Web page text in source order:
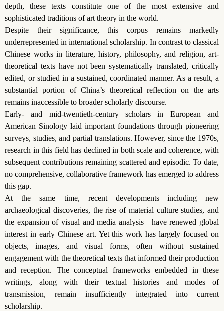
depth, these texts constitute one of the most extensive and
sophisticated traditions of art theory in the world.
Despite their significance, this corpus remains markedly
underrepresented in international scholarship. In contrast to classical
Chinese works in literature, history, philosophy, and religion, art-
theoretical texts have not been systematically translated, critically
edited, or studied in a sustained, coordinated manner. As a result, a
substantial portion of China’s theoretical reflection on the arts
remains inaccessible to broader scholarly discourse.
Early- and mid-twentieth-century scholars in European and
American Sinology laid important foundations through pioneering
surveys, studies, and partial translations. However, since the 1970s,
research in this field has declined in both scale and coherence, with
subsequent contributions remaining scattered and episodic. To date,
no comprehensive, collaborative framework has emerged to address
this gap.
At the same time, recent developments—including new
archaeological discoveries, the rise of material culture studies, and
the expansion of visual and media analysis—have renewed global
interest in early Chinese art. Yet this work has largely focused on
objects, images, and visual forms, often without sustained
engagement with the theoretical texts that informed their production
and reception. The conceptual frameworks embedded in these
writings, along with their textual histories and modes of
transmission, remain insufficiently integrated into current
scholarship.